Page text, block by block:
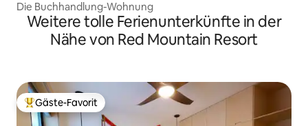
Die Buchhandlung-Wohnung
Weitere tolle Ferienunterkünfte in der
Nähe von Red Mountain Resort
Beliebter Gäste-Favorit.
Gäste-Favorit